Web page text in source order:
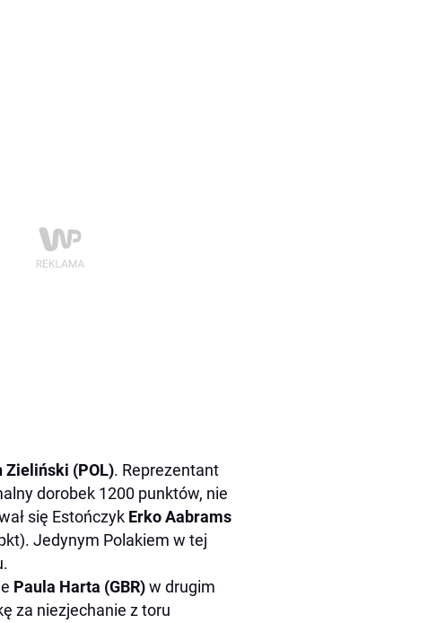
Zieliński (POL). Reprezentant
dorobek 1200 punktów, nie
się Estończyk Erko Aabrams
Jedynym Polakiem w tej
Paula Harta (GBR)w drugim
za niezjechanie z toru